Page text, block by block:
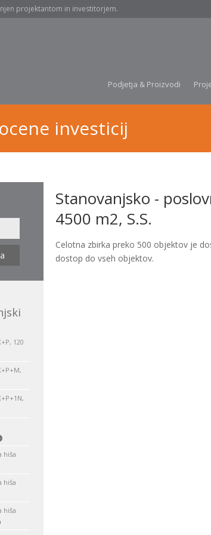
projektantom in investitorjem.
Podjetja & Proizvodi
investicij
120
hiša
hiša
hiša
Stanovanjsko -
4500 m2, S.S.
Celotna zbirka preko 500 objektov je
dostop do vseh objektov.